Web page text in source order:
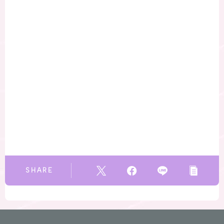
SHARE